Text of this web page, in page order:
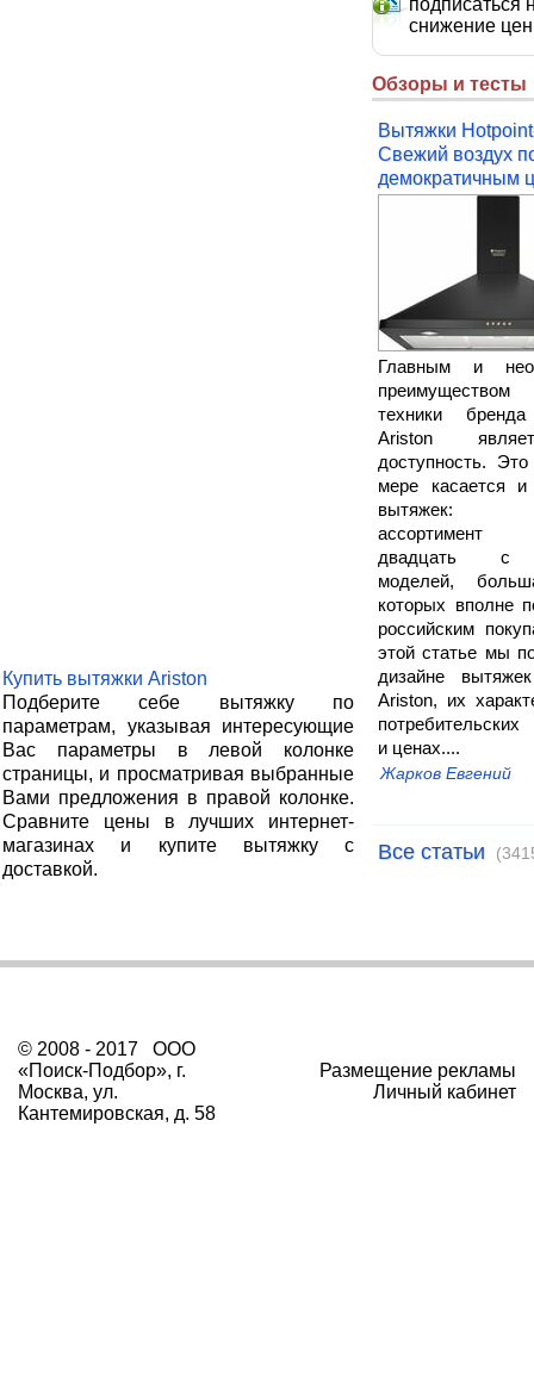
подписаться
снижение
Обзоры и тесты
Вытяжки
Свежий воздух
демократичным
Главным и
техники
Ariston
доступность.
мере касается и
вытяжек:
ассортимент
двадцать с
моделей,
которых вполне
российским
этой статье мы
дизайне
Ariston, их
потребительских
и ценах....
Жарков Евгений
Все статьи
Купить вытяжки Ariston
Подберите себе вытяжку по
параметрам, указывая интересующие
Вас параметры в левой колонке
страницы, и просматривая выбранные
Вами предложения в правой колонке.
Сравните цены в лучших интернет-
магазинах и купите вытяжку с
доставкой.
© 2008 - 2017 ООО
«Поиск-Подбор», г.
Москва, ул.
Кантемировская, д. 58
Размещение рекламы
Личный кабинет